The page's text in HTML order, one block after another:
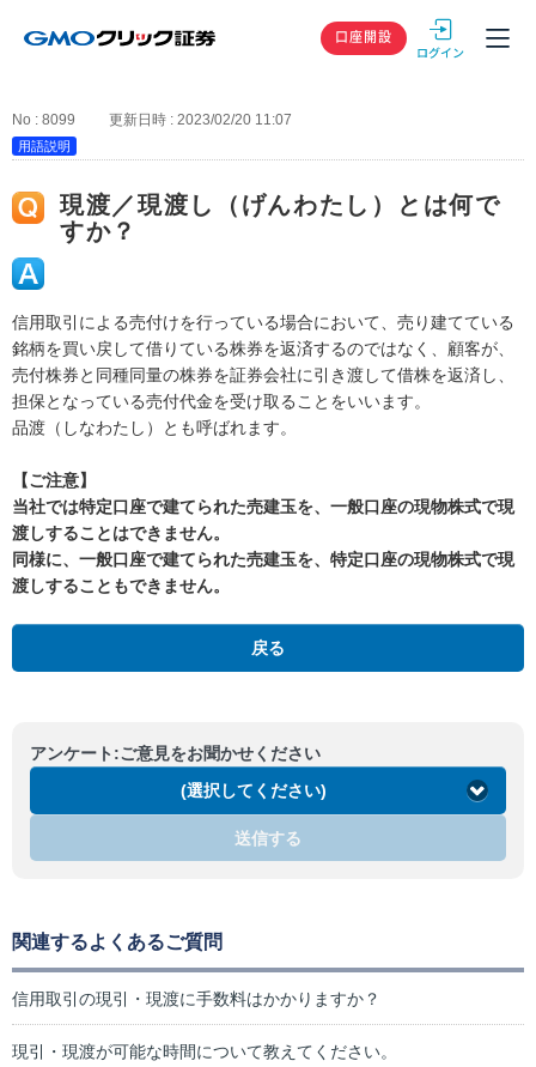
GMOクリック
口座開設
No : 8099 更新日時 : 2023/02/20 11:07
用語説明
現渡／現渡し（げんわたし）とは何で
すか？
信用取引による売付けを行っている場合において、売り建てている
銘柄を買い戻して借りている株券を返済するのではなく、顧客が、
売付株券と同種同量の株券を証券会社に引き渡して借株を返済し、
担保となっている売付代金を受け取ることをいいます。
品渡（しなわたし）とも呼ばれます。
【ご注意】
当社では特定口座で建てられた売建玉を、一般口座の現物株式で現
渡しすることはできません。
同様に、一般口座で建てられた売建玉を、特定口座の現物株式で現
渡しすることもできません。
戻る
アンケート:ご意見をお聞かせください
(選択してください)
送信する
関連するよくあるご質問
信用取引の現引・現渡に手数料はかかりますか？
現引・現渡が可能な時間について教えてください。